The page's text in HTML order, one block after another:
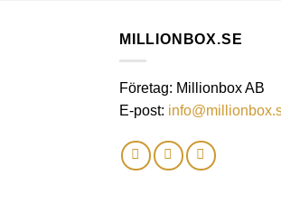
MILLIONBOX.SE
Företag: Millionbox AB
E-post: